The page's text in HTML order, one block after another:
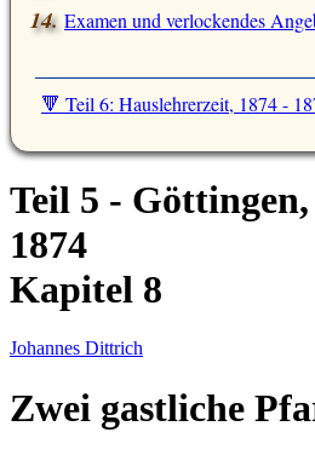
Examen und verlockendes
🔻 Teil 6: Hauslehrerzeit, 1874 -
Teil 5 - Göttingen,
1874
Kapitel 8
Johannes Dittrich
Zwei gastliche